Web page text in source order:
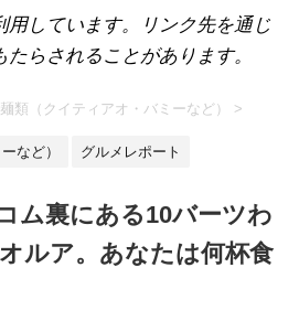
用しています。リンク先を通じ
らされることがあります。
麺類（クイティアオ・バミーなど） >
など） グルメレポート
ム裏にある10バーツわ
ルア。あなたは何杯食